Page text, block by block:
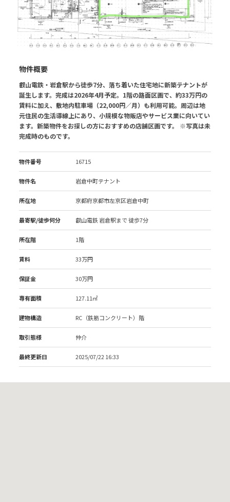
物件概要
叡山電鉄・岩倉駅から徒歩7分、落ち着いた住宅地に新築テナントが
誕生します。完成は2026年4月予定。1階の路面区画で、約33万円の
賃料に加え、敷地内駐車場（22,000円／月）も利用可能。周辺は地
元住民の生活導線上にあり、小規模な物販店やサービス業に向いてい
ます。新築物件をお探しの方におすすめの店舗区画です。 ※写真は未
完成時のものです。
物件番号 16715
物件名 岩倉中町テナント
所在地 京都府京都市左京区岩倉中町
最寄駅/徒歩何分 叡山電鉄 岩倉駅まで 徒歩7分
所在階 1階
賃料 33万円
保証金 30万円
専有面積 127.11㎡
建物構造 RC（鉄筋コンクリート）階
取引態様 仲介
最終更新日 2025/07/22 16:33